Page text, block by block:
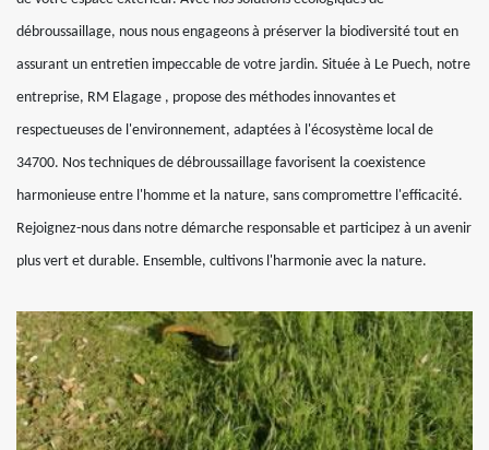
débroussaillage, nous nous engageons à préserver la biodiversité tout en
assurant un entretien impeccable de votre jardin. Située à Le Puech, notre
entreprise, RM Elagage , propose des méthodes innovantes et
respectueuses de l'environnement, adaptées à l'écosystème local de
34700. Nos techniques de débroussaillage favorisent la coexistence
harmonieuse entre l'homme et la nature, sans compromettre l'efficacité.
Rejoignez-nous dans notre démarche responsable et participez à un avenir
plus vert et durable. Ensemble, cultivons l'harmonie avec la nature.